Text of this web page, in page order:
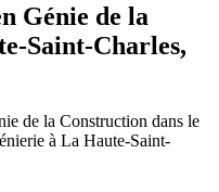
Génie de la
Saint-Charles,
de la Construction dans le
à La Haute-Saint-